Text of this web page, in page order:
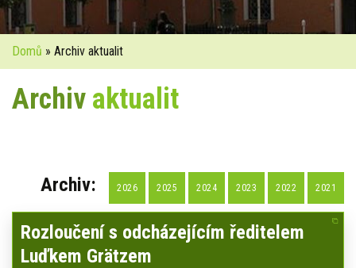
Domů » Archiv aktualit
Archiv aktualit
Archiv: 2026 2025 2024 2023 2022 2021
Rozloučení s odcházejícím ředitelem
Luďkem Grätzem